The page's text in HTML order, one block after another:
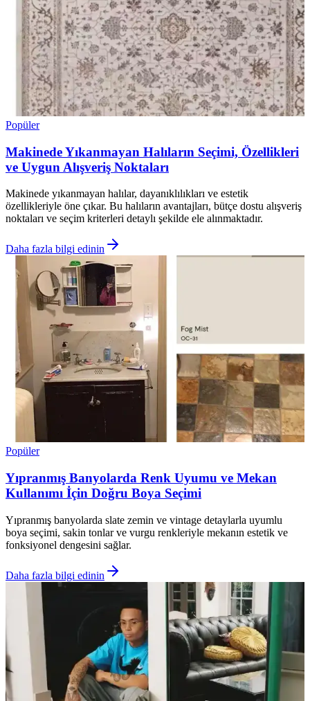
Popüler
Makinede Yıkanmayan Halıların Seçimi, Özellikleri
ve Uygun Alışveriş Noktaları
Makinede yıkanmayan halılar, dayanıklılıkları ve estetik
özellikleriyle öne çıkar. Bu halıların avantajları, bütçe dostu alışveriş
noktaları ve seçim kriterleri detaylı şekilde ele alınmaktadır.
Daha fazla bilgi edinin
Popüler
Yıpranmış Banyolarda Renk Uyumu ve Mekan
Kullanımı İçin Doğru Boya Seçimi
Yıpranmış banyolarda slate zemin ve vintage detaylarla uyumlu
boya seçimi, sakin tonlar ve vurgu renkleriyle mekanın estetik ve
fonksiyonel dengesini sağlar.
Daha fazla bilgi edinin